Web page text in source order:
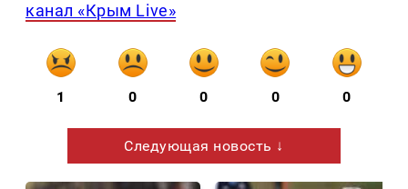
канал «Крым Live»
1 0 0 0 0
Следующая новость ↓